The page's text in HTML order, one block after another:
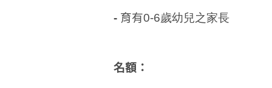
- 育有0-6歲幼兒之家長
名額：